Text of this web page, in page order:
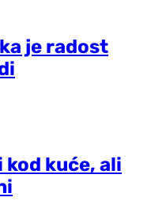
je radost
kod kuće, ali